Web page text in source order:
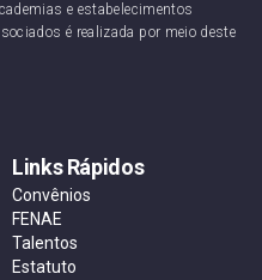
e estabelecimentos
é realizada por meio deste
Links Rápidos
Convênios
FENAE
Talentos
Estatuto